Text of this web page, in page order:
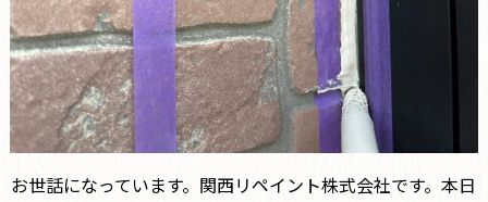
お世話になっています。関西リペイント株式会社です。本日